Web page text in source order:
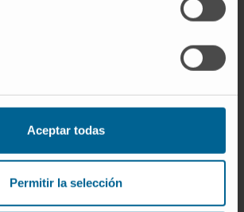
Aceptar todas
Permitir la selección
Estrategias Combinadas de
Inmunoterapia Traslacional
Lusarreta
Técnico de Investigación
Estrategias Combinadas de